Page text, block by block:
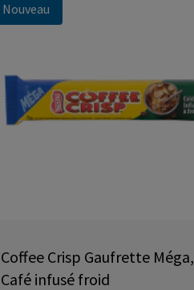
Nouveau
Coffee Crisp Gaufrette Méga,
Café infusé froid